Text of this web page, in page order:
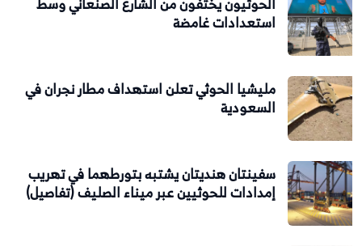
استعدادات غامضة
مليشيا الحوثي تعلن استهداف مطار نجران في
السعودية
سفينتان هنديتان يشتبه بتورطهما في تهريب
إمدادات للحوثيين عبر ميناء الصليف (تفاصيل)